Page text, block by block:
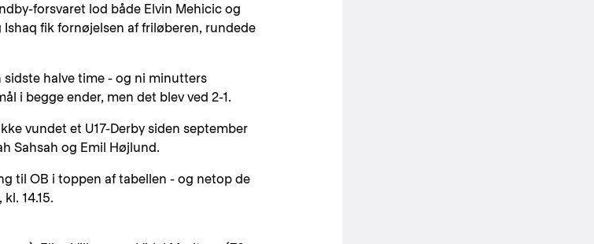
forsvaret lod både Elvin Mehicic og
fik fornøjelsen af friløberen, rundede
halve time - og ni minutters
i begge ender, men det blev ved 2-1.
vundet et U17-Derby siden september
Sahsah og Emil Højlund.
til OB i toppen af tabellen - og netop de
14.15.